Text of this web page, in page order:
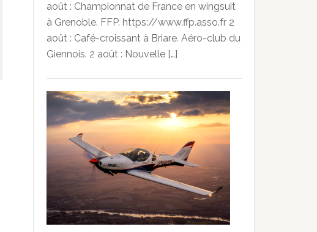
août : Championnat de France en wingsuit
à Grenoble. FFP. https://www.ffp.asso.fr 2
août : Café-croissant à Briare. Aéro-club du
Giennois. 2 août : Nouvelle […]